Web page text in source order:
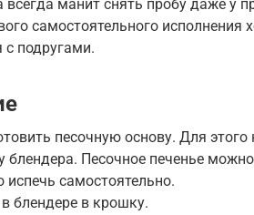
всегда манит снять пробу даже у
самостоятельного исполнения
с подругами.
песочную основу. Для
блендера. Песочное печенье
испечь самостоятельно.
блендере в крошку.